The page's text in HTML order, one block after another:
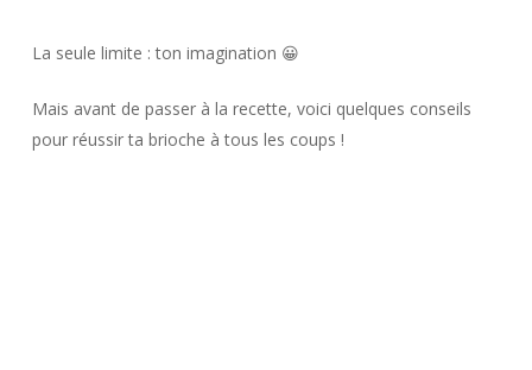
La seule limite : ton imagination 😀
Mais avant de passer à la recette, voici quelques conseils
pour réussir ta brioche à tous les coups !